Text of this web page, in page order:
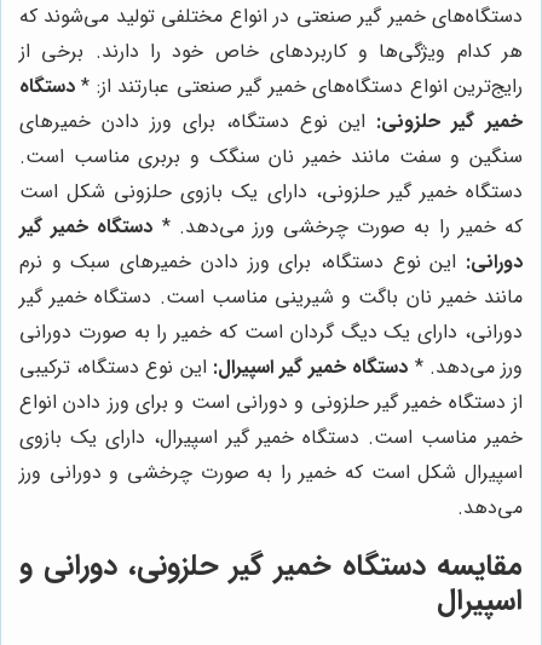
دستگاه‌های خمیر گیر صنعتی در انواع مختلفی تولید می‌شوند که
هر کدام ویژگی‌ها و کاربردهای خاص خود را دارند. برخی از
رایج‌ترین انواع دستگاه‌های خمیر گیر صنعتی عبارتند از: * دستگاه
خمیر گیر حلزونی: این نوع دستگاه، برای ورز دادن خمیرهای
سنگین و سفت مانند خمیر نان سنگک و بربری مناسب است.
دستگاه خمیر گیر حلزونی، دارای یک بازوی حلزونی شکل است
که خمیر را به صورت چرخشی ورز می‌دهد. * دستگاه خمیر گیر
دورانی: این نوع دستگاه، برای ورز دادن خمیرهای سبک و نرم
مانند خمیر نان باگت و شیرینی مناسب است. دستگاه خمیر گیر
دورانی، دارای یک دیگ گردان است که خمیر را به صورت دورانی
ورز می‌دهد. * دستگاه خمیر گیر اسپیرال: این نوع دستگاه، ترکیبی
از دستگاه خمیر گیر حلزونی و دورانی است و برای ورز دادن انواع
خمیر مناسب است. دستگاه خمیر گیر اسپیرال، دارای یک بازوی
اسپیرال شکل است که خمیر را به صورت چرخشی و دورانی ورز
می‌دهد.
مقایسه دستگاه خمیر گیر حلزونی، دورانی و
اسپیرال